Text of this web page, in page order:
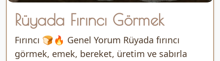
Rüyada Fırıncı Görmek
Fırıncı 🍞🔥 Genel Yorum Rüyada fırıncı
görmek, emek, bereket, üretim ve sabırla